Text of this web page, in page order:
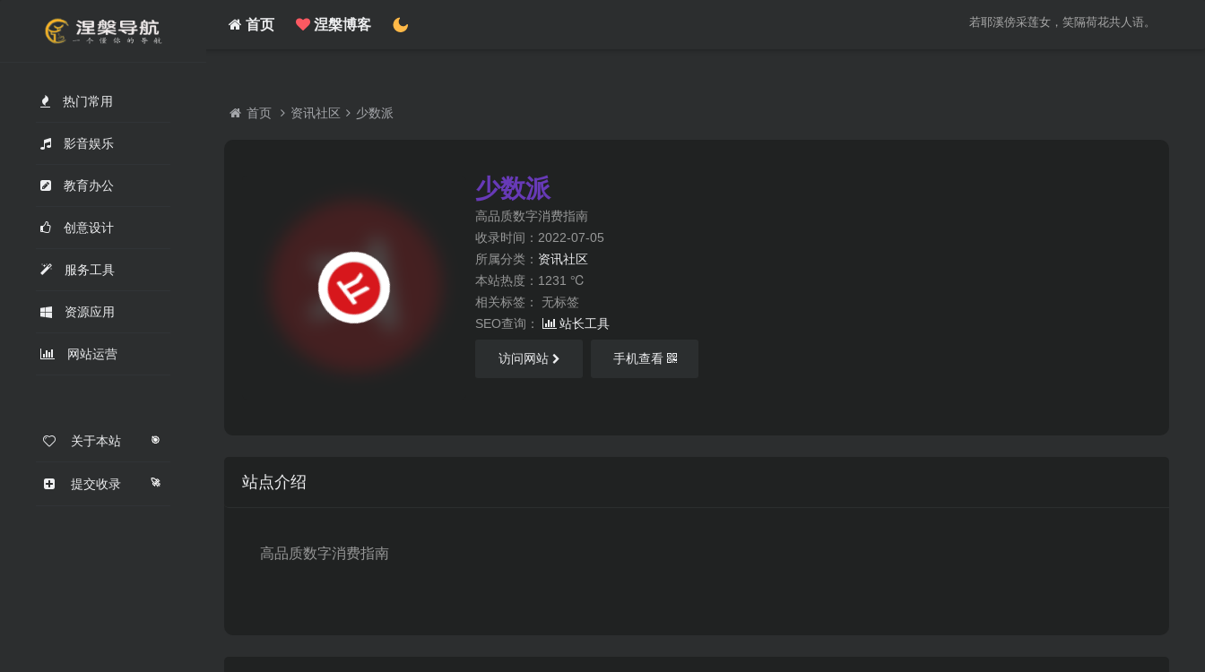
热门常用
影音娱乐
教育办公
创意设计
服务工具
资源应用
网站运营
关于本站 🎯
提交收录 🚀
首页 涅槃博客 若耶溪傍采莲女，笑隔荷花共人语。
首页 资讯社区 少数派
少数派
高品质数字消费指南
收录时间：2022-07-05
所属分类： 资讯社区
本站热度：1231 ℃
相关标签： 无标签
SEO查询：
站长工具
访问网站 手机查看
站点介绍
高品质数字消费指南